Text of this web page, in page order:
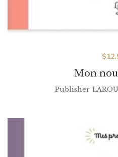
Mon
$
Publisher